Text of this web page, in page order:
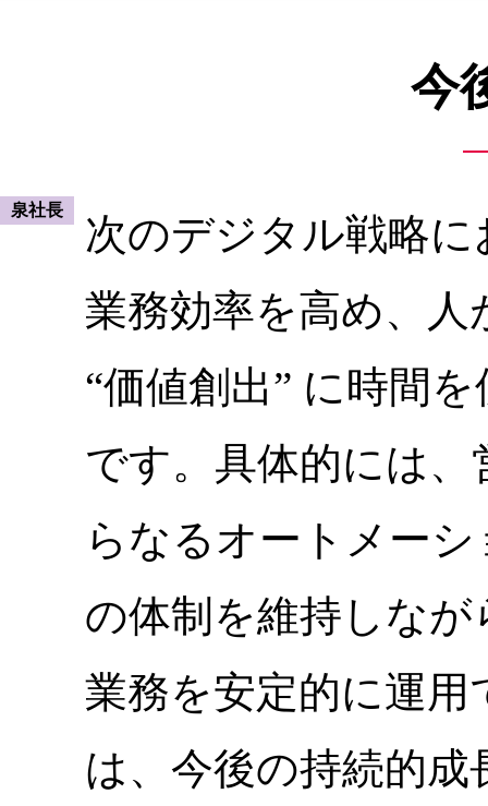
今
泉社長
次のデジタル戦略
業務効率を高め、人
“価値創出” に時間
です。具体的には
らなるオートメー
の体制を維持しな
業務を安定的に運
は、今後の持続的